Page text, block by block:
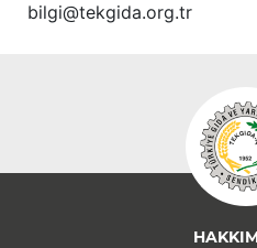
bilgi@tekgida.org.tr